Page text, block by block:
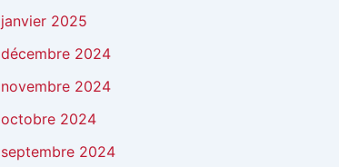
janvier 2025
décembre 2024
novembre 2024
octobre 2024
septembre 2024